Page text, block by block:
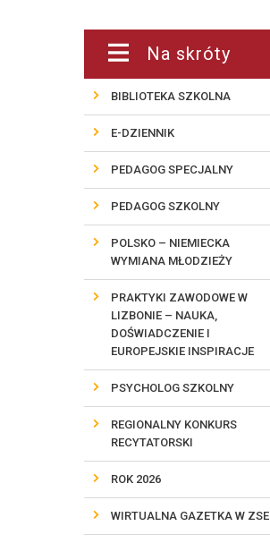
Na skróty
BIBLIOTEKA SZKOLNA
E-DZIENNIK
PEDAGOG SPECJALNY
PEDAGOG SZKOLNY
POLSKO – NIEMIECKA
WYMIANA MŁODZIEŻY
PRAKTYKI ZAWODOWE W
LIZBONIE – NAUKA,
DOŚWIADCZENIE I
EUROPEJSKIE INSPIRACJE
PSYCHOLOG SZKOLNY
REGIONALNY KONKURS
RECYTATORSKI
ROK 2026
WIRTUALNA GAZETKA W ZSE